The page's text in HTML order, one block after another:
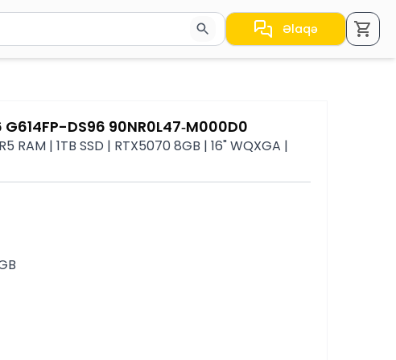
və ya nəticələr arasında keçid etmək üçün ox
Əlaqə
G614FP-DS96 90NR0L47‑M000D0
RAM | 1TB SSD | RTX5070 8GB | 16" WQXGA |